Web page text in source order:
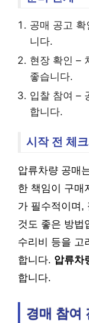
공매 공고
니다.
현장 확인 –
좋습니다.
입찰 참여 –
합니다.
시작 전 체
압류차량 공매
한 책임이 구매
가 필수적이며,
것도 좋은 방법
수리비 등을 고
합니다. 압류차
합니다.
경매 참여